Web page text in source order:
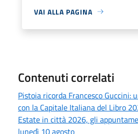
VAI ALLA PAGINA
Contenuti correlati
Pistoia ricorda Francesco Guccini:
con la Capitale Italiana del Libro
Estate in città 2026, gli
lunedì 10 agosto